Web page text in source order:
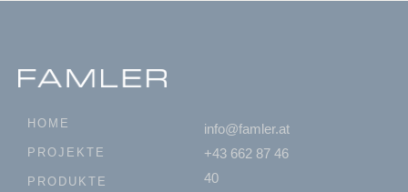
HOME
PROJEKTE
PRODUKTE
info@famler.at
+43 662 87 46
40